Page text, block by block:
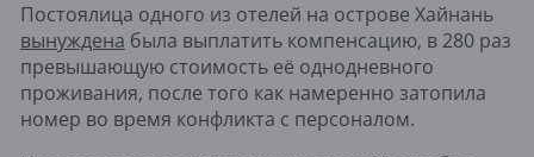
Постоялица одного из отелей на острове Хайнань
вынуждена была выплатить компенсацию, в 280 раз
превышающую стоимость её однодневного
проживания, после того как намеренно затопила
номер во время конфликта с персоналом.